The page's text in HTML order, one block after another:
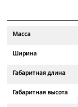
Масса
Ширина
Габаритная длина
Габаритная высота